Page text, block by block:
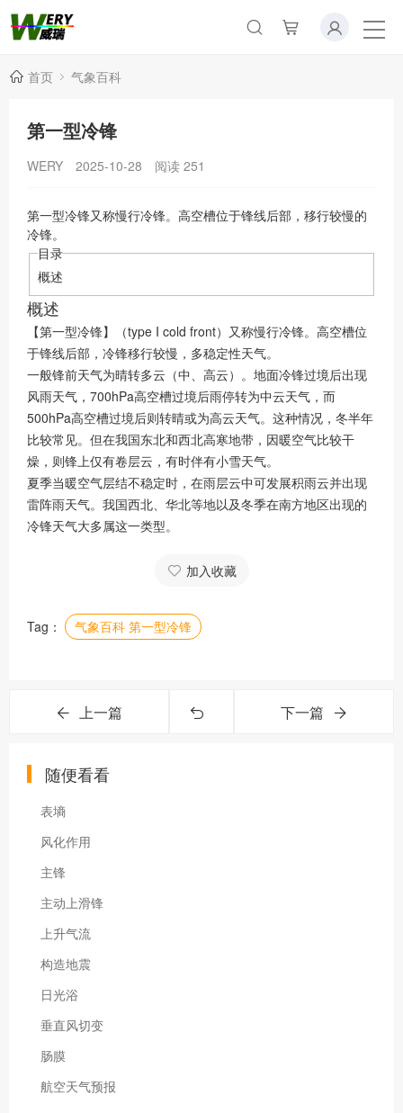
首页 气象百科
第一型冷锋
WERY 2025-10-28 阅读 251
第一型冷锋又称慢行冷锋。高空槽位于锋线后部，移行较慢的
冷锋。
目录
概述
概述
【第一型冷锋】（type I cold front）又称慢行冷锋。高空槽位
于锋线后部，冷锋移行较慢，多稳定性天气。
一般锋前天气为晴转多云（中、高云）。地面冷锋过境后出现
风雨天气，700hPa高空槽过境后雨停转为中云天气，而
500hPa高空槽过境后则转晴或为高云天气。这种情况，冬半年
比较常见。但在我国东北和西北高寒地带，因暖空气比较干
燥，则锋上仅有卷层云，有时伴有小雪天气。
夏季当暖空气层结不稳定时，在雨层云中可发展积雨云并出现
雷阵雨天气。我国西北、华北等地以及冬季在南方地区出现的
冷锋天气大多属这一类型。
加入收藏
Tag： 气象百科 第一型冷锋
上一篇 下一篇
随便看看
表墒
风化作用
主锋
主动上滑锋
上升气流
构造地震
日光浴
垂直风切变
肠膜
航空天气预报